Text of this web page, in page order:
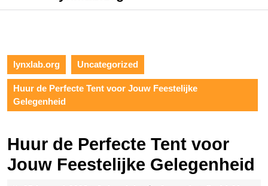
lynxlab.org Uncategorized
Huur de Perfecte Tent voor Jouw Feestelijke
Gelegenheid
Huur de Perfecte Tent voor
Jouw Feestelijke Gelegenheid